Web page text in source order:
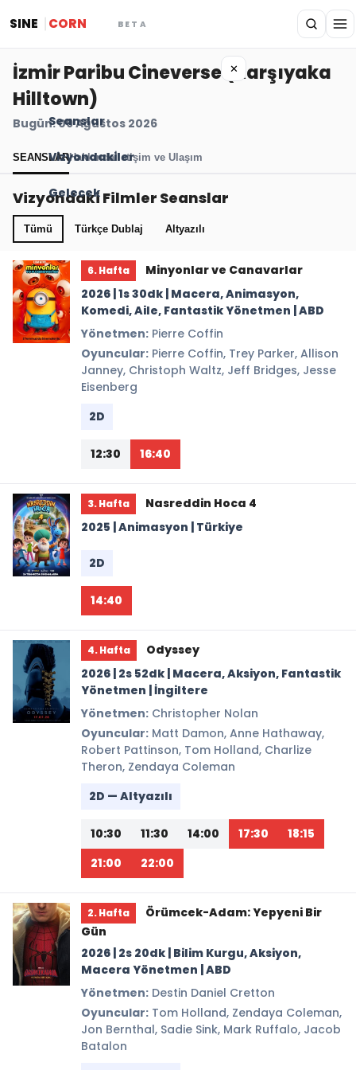
SINE CORN BETA
✕
Seanslar
Vizyondakiler
Gelecek
İzmir Paribu Cineverse (Karşıyaka
Hilltown)
Bugün: 09 Ağustos 2026
SEANSLARHakkındaİletişim ve Ulaşım
Vizyondaki Filmler Seanslar
Tümü Türkçe Dublaj Altyazılı
6. Hafta
Minyonlar ve Canavarlar
2026 | 1s 30dk | Macera, Animasyon,
Komedi, Aile, Fantastik Yönetmen | ABD
Yönetmen: Pierre Coffin
Oyuncular: Pierre Coffin, Trey Parker, Allison
Janney, Christoph Waltz, Jeff Bridges, Jesse
Eisenberg
2D
12:30 16:40
3. Hafta
Nasreddin Hoca 4
2025 | Animasyon | Türkiye
2D
14:40
4. Hafta
Odyssey
2026 | 2s 52dk | Macera, Aksiyon, Fantastik
Yönetmen | İngiltere
Yönetmen: Christopher Nolan
Oyuncular: Matt Damon, Anne Hathaway,
Robert Pattinson, Tom Holland, Charlize
Theron, Zendaya Coleman
2D — Altyazılı
10:30 11:30 14:00 17:30
18:15
21:00
22:00
2. Hafta
Örümcek-Adam: Yepyeni Bir
Gün
2026 | 2s 20dk | Bilim Kurgu, Aksiyon,
Macera Yönetmen | ABD
Yönetmen: Destin Daniel Cretton
Oyuncular: Tom Holland, Zendaya Coleman,
Jon Bernthal, Sadie Sink, Mark Ruffalo, Jacob
Batalon